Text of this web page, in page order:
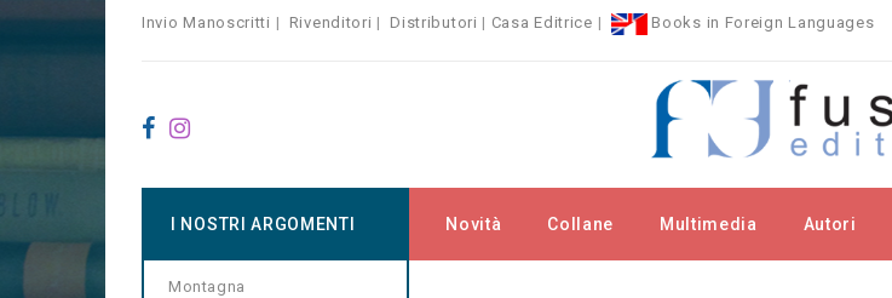
Invio Manoscritti | Rivenditori | Distributori | Casa Editrice | Books in Foreign Languages
Novità Collane Multimedia Autori
I NOSTRI ARGOMENTI
Montagna